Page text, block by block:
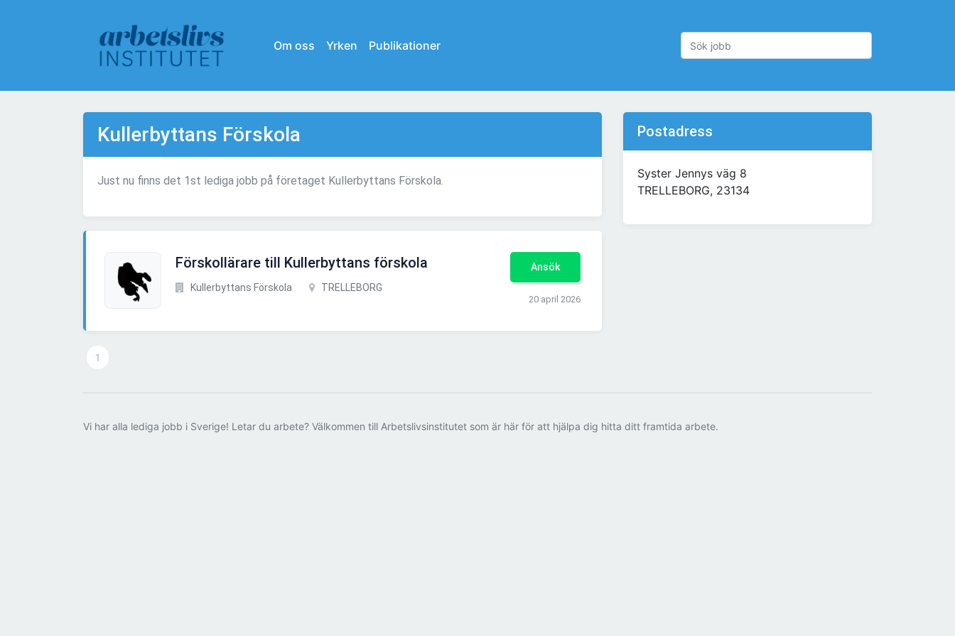
Om oss Yrken Publikationer
Kullerbyttans Förskola
Just nu finns det 1st lediga jobb på företaget Kullerbyttans Förskola.
Förskollärare till Kullerbyttans förskola
Kullerbyttans Förskola TRELLEBORG
Ansök
20 april 2026
1
Postadress
Syster Jennys väg 8
TRELLEBORG, 23134
Vi har alla lediga jobb i Sverige! Letar du arbete? Välkommen till Arbetslivsinstitutet som är här för att hjälpa dig hitta ditt framtida arbete.